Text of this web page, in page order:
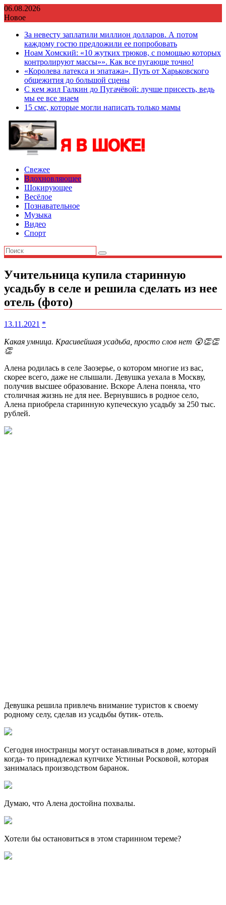
Перейти
к
06.08.2026
Новое
За невесту заплатили миллион долларов. А потом
каждому гостю предложили ее попробовать
Ноам Хомский: «10 жутких трюков, с помощью которых
контролируют массы»». Как все пугающе точно!
«Королева латекса и эпатажа». Путь от Харьковского
общежития до большой сцены
С кем жил Галкин до Пугачёвой: лучше присесть, ведь
мы ее все знаем
15 смс, которые могли написать только мамы
Свежее
Вдохновляющее
Шокирующее
Весёлое
Познавательное
Музыка
Видео
Спорт
Учительница купила старинную
усадьбу в селе и решила сделать из нее
отель (фото)
13.11.2021 *
Какая умница. Красивейшая усадьба, просто слов нет 😲👏👏
👏
Алена родилась в селе Заозерье, о котором многие из вас,
скорее всего, даже не слышали. Девушка уехала в Москву,
получив высшее образование. Вскоре Алена поняла, что
столичная жизнь не для нее. Вернувшись в родное село,
Алена приобрела старинную купеческую усадьбу за 250 тыс.
рублей.
Девушка решила привлечь внимание туристов к своему
родному селу, сделав из усадьбы бутик- отель.
Сегодня иностранцы могут останавливаться в доме, который
когда- то принадлежал купчихе Устиньи Росковой, которая
занималась производством баранок.
Думаю, что Алена достойна похвалы.
Хотели бы остановиться в этом старинном тереме?